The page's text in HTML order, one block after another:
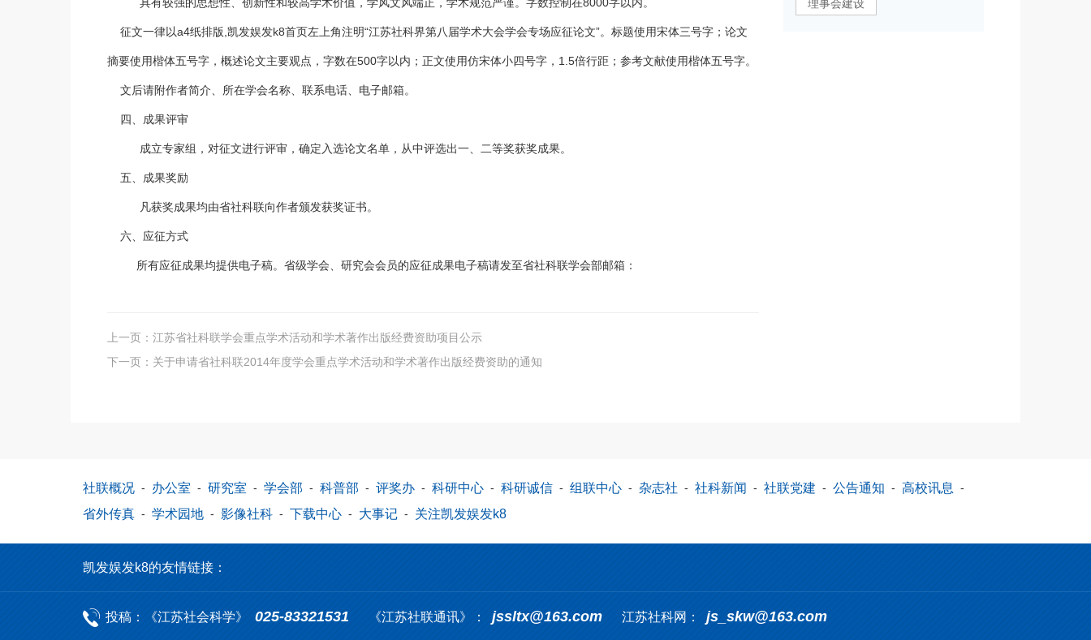
征文一律以a4纸排版,凯发娱发k8首页左上角注明“江苏社科界第八届学术大会学会专场应征论文”。标题使用宋体三号字；论文
摘要使用楷体五号字，概述论文主要观点，字数在500字以内；正文使用仿宋体小四号字，1.5倍行距；参考文献使用楷体五号字。
文后请附作者简介、所在学会名称、联系电话、电子邮箱。
四、成果评审
成立专家组，对征文进行评审，确定入选论文名单，从中评选出一、二等奖获奖成果。
五、成果奖励
凡获奖成果均由省社科联向作者颁发获奖证书。
六、应征方式
所有应征成果均提供电子稿。省级学会、研究会会员的应征成果电子稿请发至省社科联学会部邮箱：
上一页： 江苏省社科联学会重点学术活动和学术著作出版经费资助项目公示
下一页： 关于申请省社科联2014年度学会重点学术活动和学术著作出版经费资助的通知
理事会建设
社联概况 - 办公室 - 研究室 - 学会部 - 科普部 - 评奖办 - 科研中心 - 科研诚信 - 组联中心 - 杂志社 - 社科新闻 - 社联党建 - 公告通知 - 高校讯息 -
省外传真 - 学术园地 - 影像社科 - 下载中心 - 大事记 - 关注凯发娱发k8
凯发娱发k8的友情链接：
投稿：《江苏社会科学》 025-83321531 《江苏社联通讯》： jssltx@163.com 江苏社科网： js_skw@163.com